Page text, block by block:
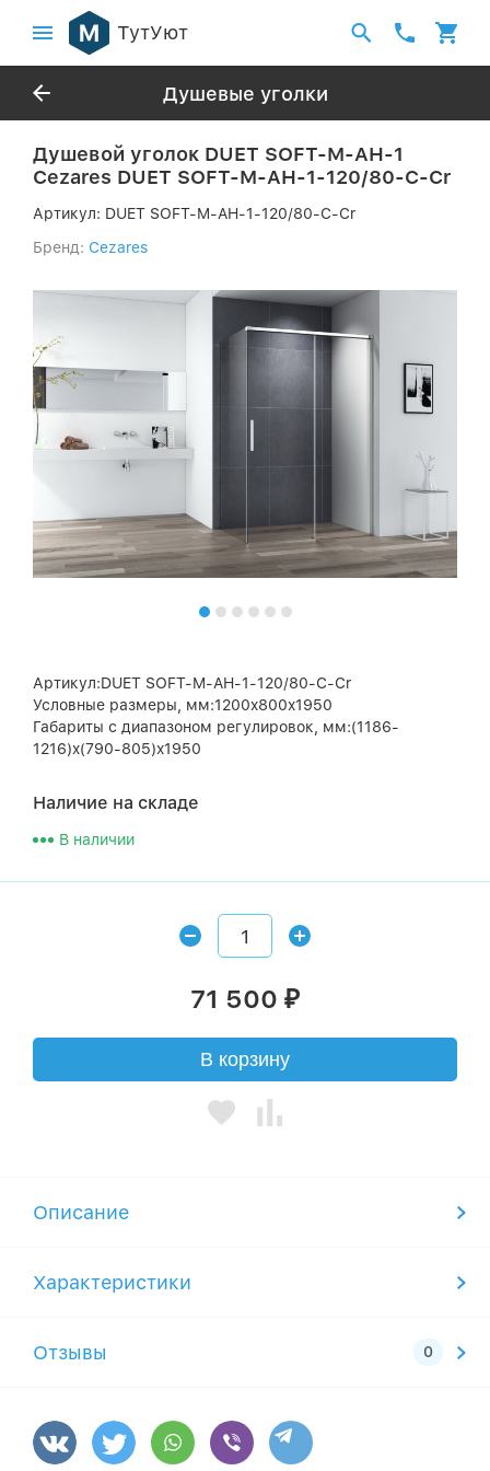
ТутУют
Душевые уголки
Душевой уголок DUET SOFT-M-AH-1
Cezares DUET SOFT-M-AH-1-120/80-C-Cr
Артикул: DUET SOFT-M-AH-1-120/80-C-Cr
Бренд: Cezares
Артикул:DUET SOFT-M-AH-1-120/80-C-Cr
Условные размеры, мм:1200x800x1950
Габариты с диапазоном регулировок, мм:(1186-
1216)x(790-805)x1950
Наличие на складе
В наличии
71 500 ₽
В корзину
Описание
Характеристики
Отзывы